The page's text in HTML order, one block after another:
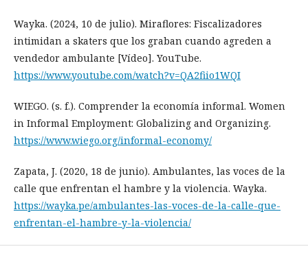
Wayka. (2024, 10 de julio). Miraflores: Fiscalizadores
intimidan a skaters que los graban cuando agreden a
vendedor ambulante [Vídeo]. YouTube.
https://www.youtube.com/watch?v=QA2fiio1WQI
WIEGO. (s. f.). Comprender la economía informal. Women
in Informal Employment: Globalizing and Organizing.
https://www.wiego.org/informal-economy/
Zapata, J. (2020, 18 de junio). Ambulantes, las voces de la
calle que enfrentan el hambre y la violencia. Wayka.
https://wayka.pe/ambulantes-las-voces-de-la-calle-que-
enfrentan-el-hambre-y-la-violencia/